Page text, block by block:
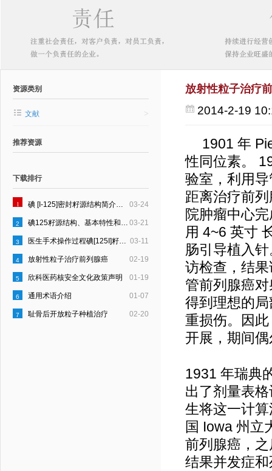
资源类别
>
文献
推荐资源
下载排行
03-24
1 碘 [I-125]密封籽源结构简介和质量控制要点
03-21
2 碘125籽源结构、基本特性和规格
03-11
3 医生手术操作过程碘[125I]籽源所受剂量计算
02-19
4 放射性粒子治疗前列腺癌
01-19
5 欣科医药核安全文化政策声明
01-07
6 通用术语介绍
02-20
7 耻骨后开放粒子种植治疗
放射性粒子治疗
2014-2-19
1901 年
性同位素。
验室，利用
距离治疗前
院肿瘤中心
用 4~6 英寸
肠引导植入
访检查，结
管前列腺癌
得到理想的
重损伤。因
开展，期间
1931 年瑞典
出了剂量表
生将这一计
国 Iowa 州立
前列腺癌，
结果并发症